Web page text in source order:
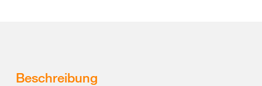
Beschreibung